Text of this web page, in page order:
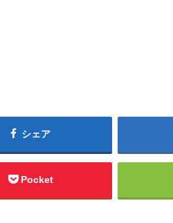
シェア
Pocket